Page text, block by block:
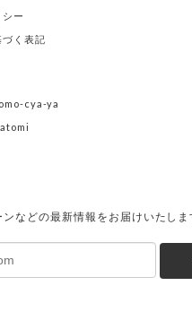
ー
く表記
cya-ya
などの最新情報をお届けいたしま